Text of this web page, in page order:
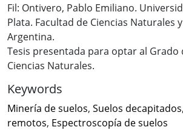
Fil: Ontivero, Pablo Emiliano.
Plata. Facultad de Ciencias Naturales
Argentina.
Tesis presentada para optar al Grado
Ciencias Naturales.
Keywords
Minería de suelos, Suelos decapitados,
remotos, Espectroscopía de suelos